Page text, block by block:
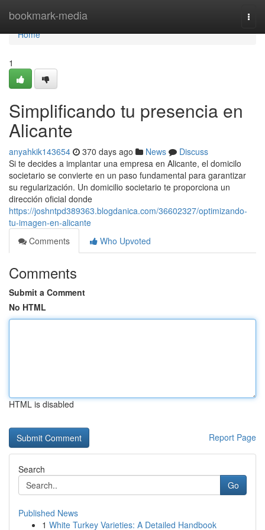
bookmark-media
Home
Home
1
Simplificando tu presencia en
Alicante
anyahkik143654 370 days ago News
Discuss
Si te decides a implantar una empresa en Alicante, el domicilo
societario se convierte en un paso fundamental para garantizar
su regularización. Un domicilio societario te proporciona un
dirección oficial donde
https://joshntpd389363.blogdanica.com/36602327/optimizando-
tu-imagen-en-alicante
Comments
Who Upvoted
Comments
Submit a Comment
No HTML
HTML is disabled
Report Page
Search
Go
Published News
1 White Turkey Varieties: A Detailed Handbook